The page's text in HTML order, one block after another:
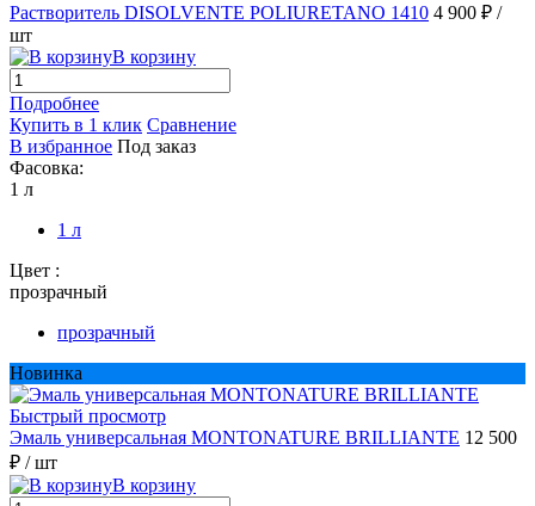
Растворитель DISOLVENTE POLIURETANO 1410 4 900 ₽ /
шт
В корзину
Подробнее
Купить в 1 клик Сравнение
В избранное Под заказ
Фасовка:
1 л
1 л
Цвет :
прозрачный
прозрачный
Новинка
Быстрый просмотр
Эмаль универсальная MONTONATURE BRILLIANTE 12 500
₽ / шт
В корзину